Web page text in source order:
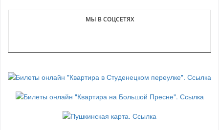
МЫ В СОЦСЕТЯХ